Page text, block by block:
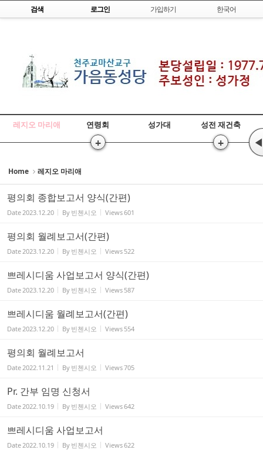
Skip to content
검색 로그인 가입하기 한국어
레지오 마리애 연령회
+
성가대 성전 재건축
+ ◀
Home 레지오 마리애
평의회 종합보고서 양식(간편)
Date2023.12.20 By 빈첸시오 Views601
평의회 월례보고서(간편)
Date2023.12.20 By 빈첸시오 Views 522
쁘레시디움 사업보고서 양식(간편)
Date2023.12.20 By 빈첸시오 Views 587
쁘레시디움 월례보고서(간편)
Date2023.12.20 By 빈첸시오 Views 554
평의회 월례보고서
Date2022.11.21 By 빈첸시오 Views705
Pr. 간부 임명 신청서
Date2022.10.19 By 빈첸시오 Views642
쁘레시디움 사업보고서
Date2022.10.19 By 빈첸시오 Views622
Sketchbook5, 스케치북5
Sketchbook5, 스케치북5